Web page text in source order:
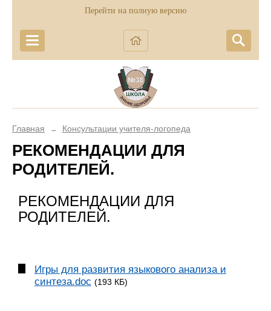
Перейти на полную версию
Главная → Консультации учителя-логопеда
РЕКОМЕНДАЦИИ ДЛЯ
РОДИТЕЛЕЙ.
РЕКОМЕНДАЦИИ ДЛЯ
РОДИТЕЛЕЙ.
Игры для развития языкового анализа и
синтеза.doc (193 КБ)